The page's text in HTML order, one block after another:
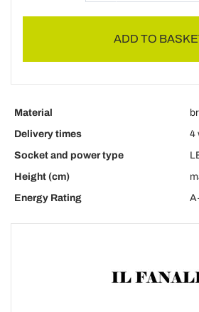
ADD TO
Material
Delivery times
4
Socket and power type
Height (cm)
Energy Rating